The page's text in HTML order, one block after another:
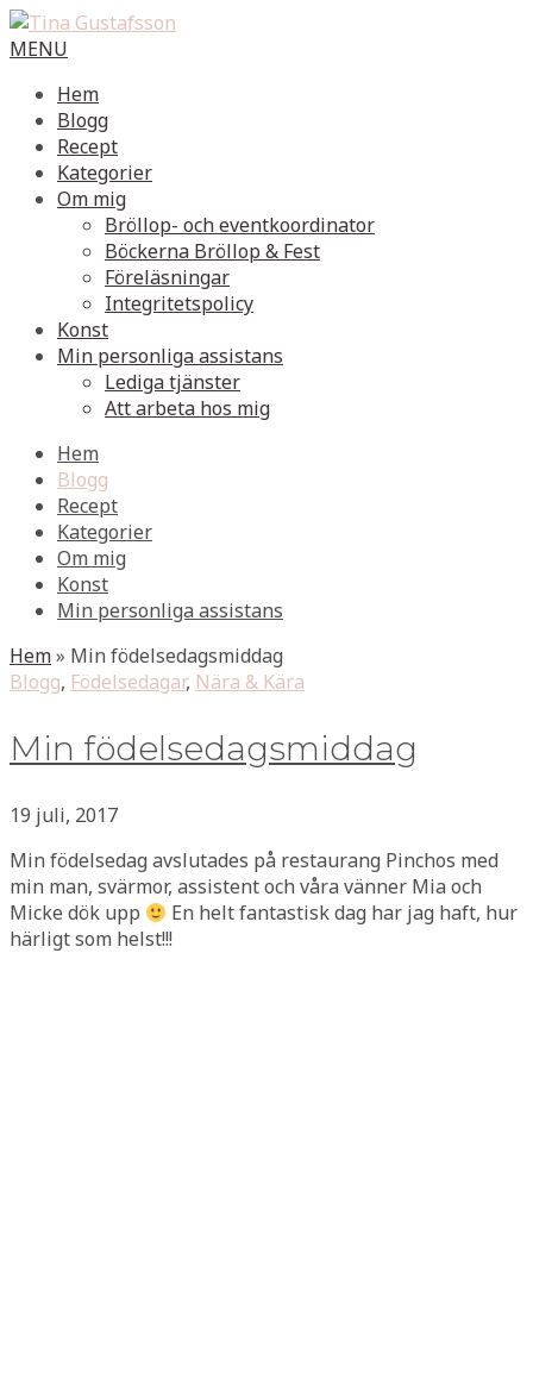
MENU
Hem
Blogg
Recept
Kategorier
Om mig
Bröllop- och eventkoordinator
Böckerna Bröllop & Fest
Föreläsningar
Integritetspolicy
Konst
Min personliga assistans
Lediga tjänster
Att arbeta hos mig
Hem
Blogg
Recept
Kategorier
Om mig
Konst
Min personliga assistans
Hem» Min födelsedagsmiddag
Blogg, Födelsedagar, Nära & Kära
Min födelsedagsmiddag
19 juli, 2017
Min födelsedag avslutades på restaurang Pinchos med
min man, svärmor, assistent och våra vänner Mia och
Micke dök upp
En helt fantastisk dag har jag haft, hur
härligt som helst!!!